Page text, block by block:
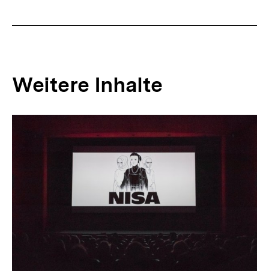
Weitere Inhalte
überspringen